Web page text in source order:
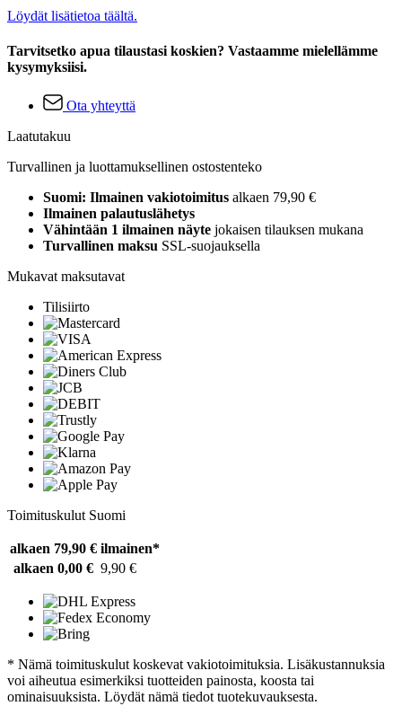
Löydät lisätietoa täältä.
Tarvitsetko apua tilaustasi koskien? Vastaamme mielellämme
kysymyksiisi.
Ota yhteyttä
Laatutakuu
Turvallinen ja luottamuksellinen ostostenteko
Suomi: Ilmainen vakiotoimitus alkaen 79,90 €
Ilmainen palautuslähetys
Vähintään 1 ilmainen näyte jokaisen tilauksen mukana
Turvallinen maksu SSL-suojauksella
Mukavat maksutavat
Tilisiirto
Toimituskulut Suomi
alkaen 79,90 € ilmainen*
alkaen 0,00 € 9,90 €
* Nämä toimituskulut koskevat vakiotoimituksia. Lisäkustannuksia
voi aiheutua esimerkiksi tuotteiden painosta, koosta tai
ominaisuuksista. Löydät nämä tiedot tuotekuvauksesta.